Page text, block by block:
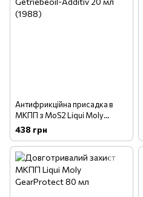
Антифрикційна присадка в
МКПП з MoS2 Liqui Moly
Getriebeoil-Additiv 20 мл
(1988)
438 грн